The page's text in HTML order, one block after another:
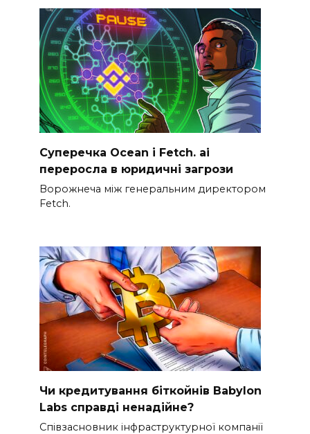
Суперечка Ocean і Fetch. ai
переросла в юридичні загрози
Ворожнеча між генеральним директором
Fetch.
Чи кредитування біткойнів Babylon
Labs справді ненадійне?
Співзасновник інфраструктурної компанії